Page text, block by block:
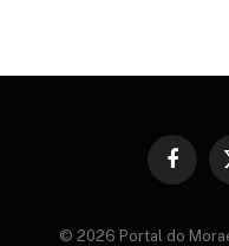
© 2026 Portal do